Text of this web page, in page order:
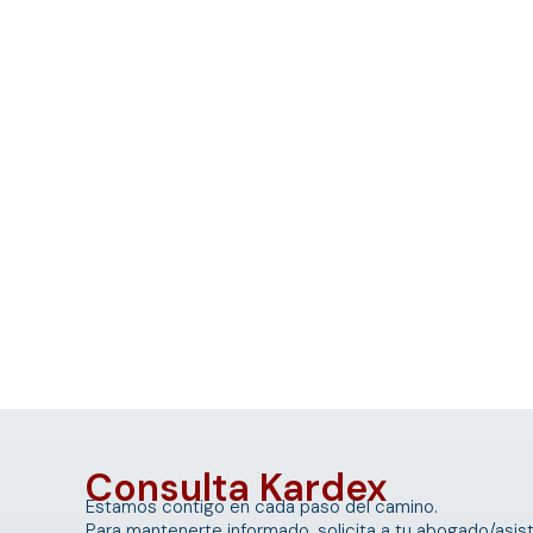
Consulta Kardex
Estamos contigo en cada paso del camino.